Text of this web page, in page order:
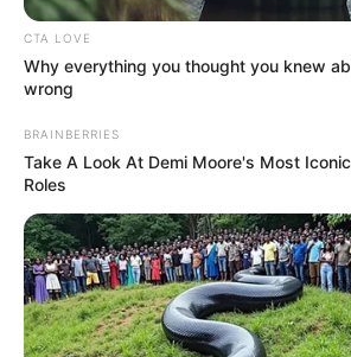
Резонансну справу
гаджетів перенесли на 29
Після 4-х годин зачитування
затриманої електроніки та
загальну суму близько 100 млн
Закарпатського Апеляційного суду
переніс засідання на кінець січня
10.00).…
CTA LOVE
Why everything you thought you knew
wrong
BRAINBERRIES
Take A Look At Demi Moore's Most
Roles